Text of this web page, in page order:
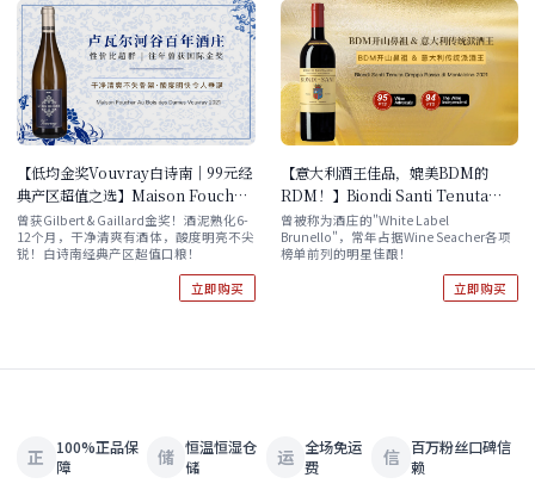
【低均金奖Vouvray白诗南｜99元经
典产区超值之选】Maison Foucher
Au Bois des Dames Vouvray
2021 酒云直采 单支/原箱六支 自选
曾获Gilbert & Gaillard金奖！酒泥熟化6-
12个月，干净清爽有酒体，酸度明亮不尖
锐！白诗南经典产区超值口粮！
立即购买
【意大利酒王佳品，媲美BDM的
RDM！】Biondi Santi Tenuta
Greppo Rosso di Montalcino
2021 单支/双支/六支 任选
曾被称为酒庄的"White Label
Brunello"，常年占据Wine Seacher各项
榜单前列的明星佳酿！
立即购买
正
100%正品保
障
储 恒温恒湿仓
储
运 全场免运
费
信 百万粉丝口碑信
赖